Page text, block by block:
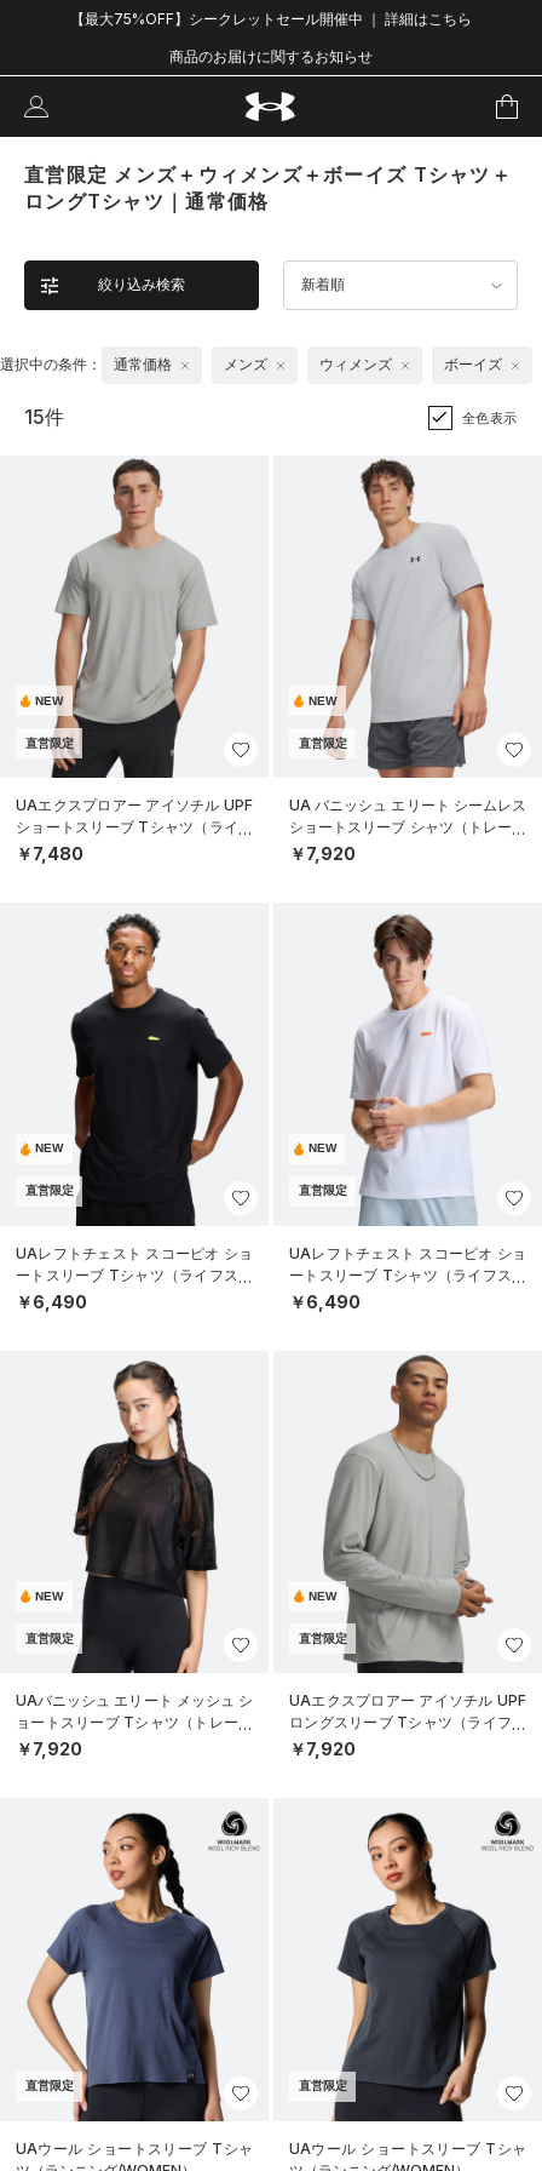
【最大75%OFF】シークレットセール開催中 ｜ 詳細はこちら
商品のお届けに関するお知らせ
直営限定 メンズ＋ウィメンズ＋ボーイズ Tシャツ＋
ロングTシャツ｜通常価格
絞り込み検索 新着順
選択中の条件： 通常価格 メンズ ウィメンズ ボーイズ
15件 全色表示
NEW
直営限定
UAエクスプロアー アイソチル UPF
ショートスリーブ Tシャツ（ライフ
スタイル/MEN）
￥7,480
NEW
直営限定
UA バニッシュ エリート シームレス
ショートスリーブ シャツ（トレーニ
ング/MEN）
￥7,920
NEW
直営限定
UAレフトチェスト スコーピオ ショ
ートスリーブ Tシャツ（ライフスタ
イル/MEN）
￥6,490
NEW
直営限定
UAレフトチェスト スコーピオ ショ
ートスリーブ Tシャツ（ライフスタ
イル/MEN）
￥6,490
NEW
直営限定
UAバニッシュ エリート メッシュ シ
ョートスリーブ Tシャツ（トレーニ
ング/WOMEN）
￥7,920
NEW
直営限定
UAエクスプロアー アイソチル UPF
ロングスリーブ Tシャツ（ライフス
タイル/MEN）
￥7,920
直営限定
UAウール ショートスリーブ Tシャ
直営限定
UAウール ショートスリーブ Tシャ